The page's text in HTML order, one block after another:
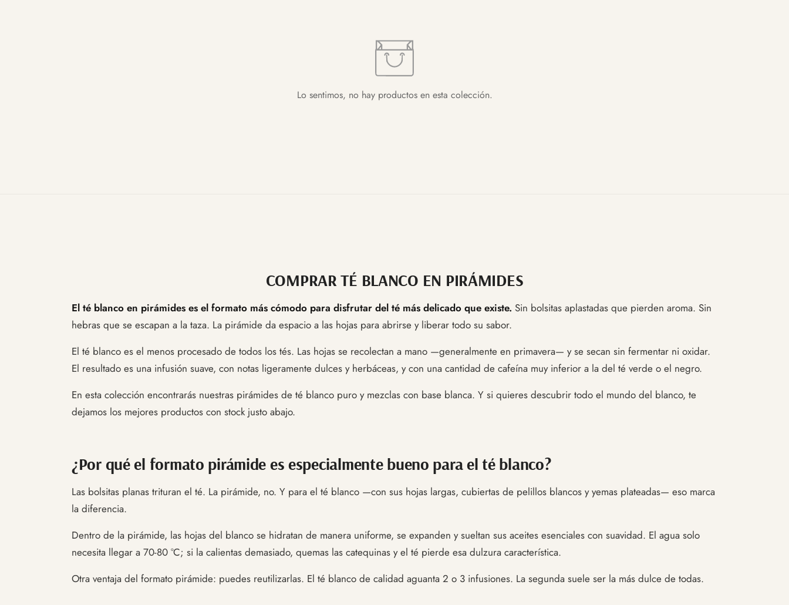
Lo sentimos, no hay productos en esta colección.
COMPRAR TÉ BLANCO EN PIRÁMIDES
El té blanco en pirámides es el formato más cómodo para disfrutar del té más delicado que existe. Sin bolsitas aplastadas que pierden aroma. Sin
hebras que se escapan a la taza. La pirámide da espacio a las hojas para abrirse y liberar todo su sabor.
El té blanco es el menos procesado de todos los tés. Las hojas se recolectan a mano —generalmente en primavera— y se secan sin fermentar ni oxidar.
El resultado es una infusión suave, con notas ligeramente dulces y herbáceas, y con una cantidad de cafeína muy inferior a la del té verde o el negro.
En esta colección encontrarás nuestras pirámides de té blanco puro y mezclas con base blanca. Y si quieres descubrir todo el mundo del blanco, te
dejamos los mejores productos con stock justo abajo.
¿Por qué el formato pirámide es especialmente bueno para el té blanco?
Las bolsitas planas trituran el té. La pirámide, no. Y para el té blanco —con sus hojas largas, cubiertas de pelillos blancos y yemas plateadas— eso marca
la diferencia.
Dentro de la pirámide, las hojas del blanco se hidratan de manera uniforme, se expanden y sueltan sus aceites esenciales con suavidad. El agua solo
necesita llegar a 70-80 °C; si la calientas demasiado, quemas las catequinas y el té pierde esa dulzura característica.
Otra ventaja del formato pirámide: puedes reutilizarlas. El té blanco de calidad aguanta 2 o 3 infusiones. La segunda suele ser la más dulce de todas.